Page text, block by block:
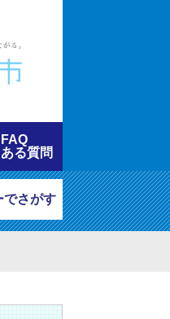
FAQ
る質問
でさがす